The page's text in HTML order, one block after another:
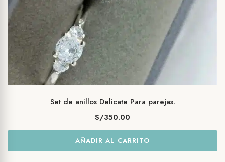
Set de anillos Delicate Para parejas.
S/350.00
AÑADIR AL CARRITO